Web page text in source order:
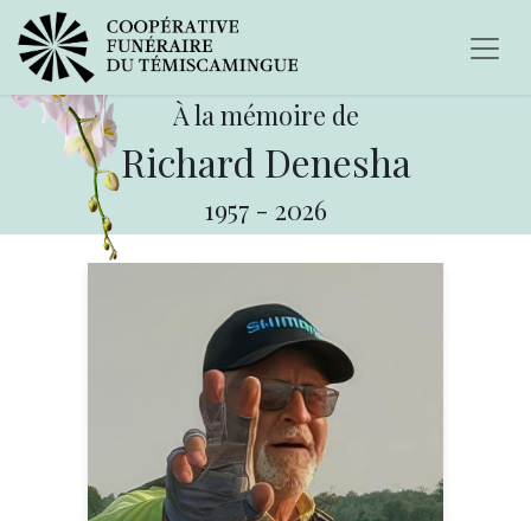
À la mémoire de
Richard Denesha
1957 - 2026